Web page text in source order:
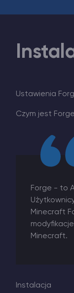
Ustawienia
Czym jest
Forge - to
Minecraft
Minecraft.
Instalacja